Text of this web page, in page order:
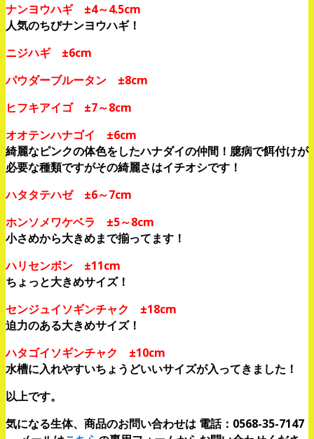
ナンヨウハギ ±4～4.5cm
人気のちびナンヨウハギ！
ニジハギ ±6cm
パウダーブルータン ±8cm
ヒフキアイゴ ±7～8cm
オオテンハナゴイ ±6cm
綺麗なピンクの体色をしたハナダイの仲間！臆病で餌付けが
必要な種類ですがその綺麗さはイチオシです！
ハタタテハゼ ±6～7cm
ホンソメワケベラ ±5～8cm
小さめから大きめまで揃ってます！
ハリセンボン ±11cm
ちょっと大きめサイズ！
センジュイソギンチャク ±18cm
迫力のある大きめサイズ！
ハタゴイソギンチャク ±10cm
水槽に入れやすいちょうどいいサイズが入ってきました！
以上です。
気になる生体、商品のお問い合わせは 電話：0568-35-7147